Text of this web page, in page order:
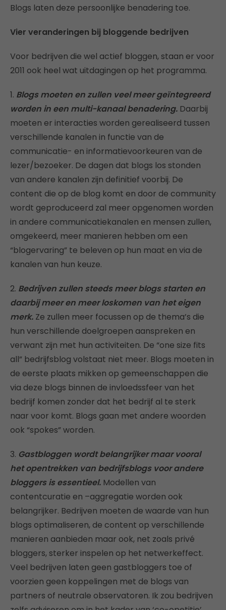
Blogs laten deze persoonlijke benadering toe.
Vier veranderingen bij bloggende bedrijven
Voor bedrijven die wel actief bloggen, staan er voor
2011 ook heel wat uitdagingen op het programma.
1. Blogs moeten en zullen veel meer geïntegreerd
worden in een multi-kanaal benadering. Daarbij
moeten er interacties worden gerealiseerd tussen
verschillende kanalen in functie van de
communicatie- en informatievoorkeuren van de
lezer/bezoeker. De dagen dat blogs los stonden
van andere kanalen zijn definitief voorbij. De
content die op de blog komt en door de community
wordt geproduceerd zal meer opgenomen worden
in andere communicatiekanalen en mensen zullen,
omgekeerd, meer manieren hebben om een
“blogervaring” te beleven op hun maat en via de
kanalen van hun keuze.
2. Bedrijven zullen steeds meer blogs starten en
daarbij meer en meer loskomen van het eigen
merk. Ze zullen meer focussen op de thema’s die
hun verschillende doelgroepen aanspreken en
verwant zijn met hun activiteiten. De “one size fits
all” bedrijfsblog volstaat niet meer. Blogs moeten in
de eerste plaats mikken op gemeenschappen die
via deze blogs binnen de invloedssfeer van het
bedrijf komen zonder dat het bedrijf al te sterk
naar voor komt. Blogs gaan met andere woorden
ook “spokes” worden.
3. Gastbloggen wordt belangrijker maar vooral
het opentrekken van bedrijfsblogs voor andere
bloggers is essentieel. Modellen van
contentcuratie en –aggregatie worden ook
belangrijker. Bedrijven moeten de waarde van hun
blogs optimaliseren, de content op verschillende
manieren aanbieden maar ook, net zoals privé
bloggers, sterker inspelen op het netwerkeffect.
Veel bedrijven laten geen gastbloggers toe of
voorzien geen koppelingen met de blogs van
partners of neutrale observatoren. Ik zou bedrijven